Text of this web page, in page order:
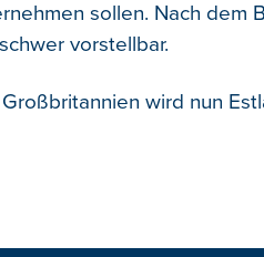
sollen. Nach dem
vorstellbar.
Großbritannien wird nun